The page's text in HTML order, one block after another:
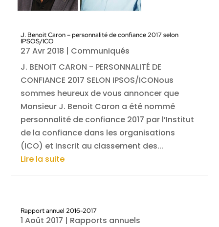
J. Benoit Caron – personnalité de confiance 2017 selon
IPSOS/ICO
27 Avr 2018 | Communiqués
J. BENOIT CARON - PERSONNALITÉ DE
CONFIANCE 2017 SELON IPSOS/ICONous
sommes heureux de vous annoncer que
Monsieur J. Benoit Caron a été nommé
personnalité de confiance 2017 par l’Institut
de la confiance dans les organisations
(ICO) et inscrit au classement des...
Lire la suite
Rapport annuel 2016-2017
1 Août 2017 | Rapports annuels